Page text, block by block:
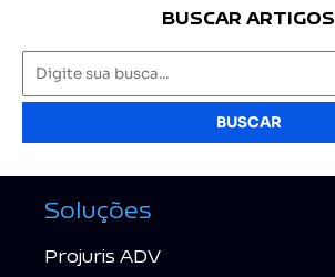
BUSCAR ARTIGOS
BUSCAR
Soluções
Projuris ADV